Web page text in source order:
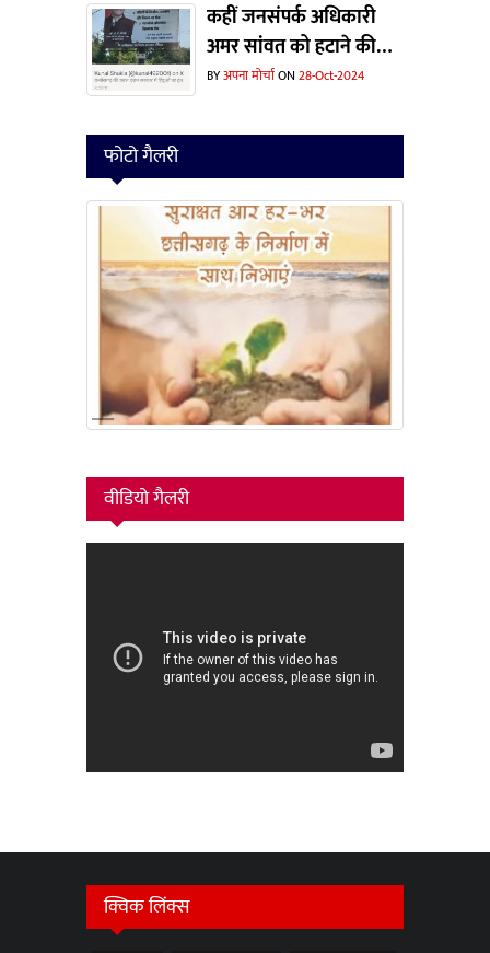
कहीं जनसंपर्क अधिकारी
अमर सांवत को हटाने की
वजह यह विज्ञापन तो नहीं ?
BYअपना मोर्चाON28-Oct-2024
फोटो गैलरी
वीडियो गैलरी
क्विक लिंक्स